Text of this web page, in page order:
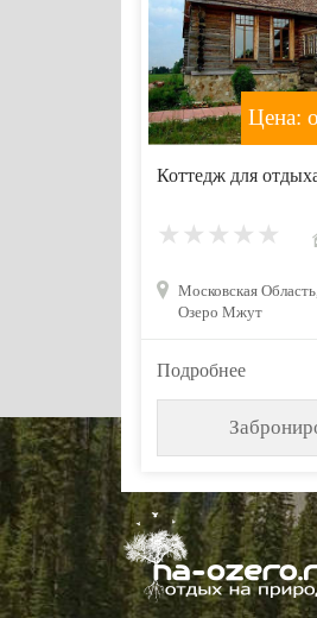
Цена:
Коттедж для
Московская
Озеро Мжут
Подробнее